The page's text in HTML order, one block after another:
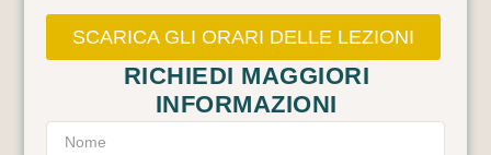
SCARICA GLI ORARI DELLE LEZIONI
RICHIEDI MAGGIORI
INFORMAZIONI